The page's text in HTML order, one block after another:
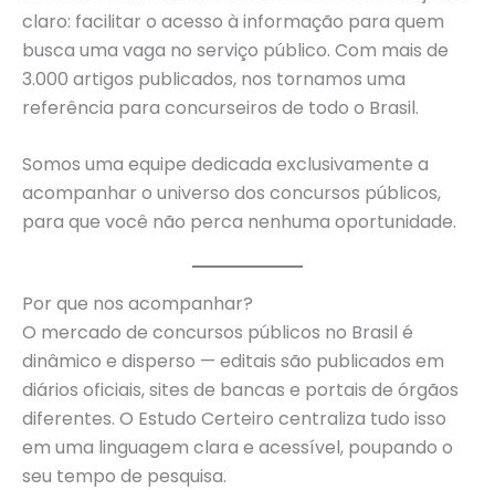
claro: facilitar o acesso à informação para quem
busca uma vaga no serviço público. Com mais de
3.000 artigos publicados, nos tornamos uma
referência para concurseiros de todo o Brasil.
Somos uma equipe dedicada exclusivamente a
acompanhar o universo dos concursos públicos,
para que você não perca nenhuma oportunidade.
Por que nos acompanhar?
O mercado de concursos públicos no Brasil é
dinâmico e disperso — editais são publicados em
diários oficiais, sites de bancas e portais de órgãos
diferentes. O Estudo Certeiro centraliza tudo isso
em uma linguagem clara e acessível, poupando o
seu tempo de pesquisa.